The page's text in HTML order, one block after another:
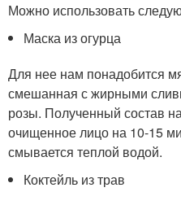
Можно использовать
Маска из огурца
Для нее нам понадобится
смешанная с жирными
розы. Полученный состав
очищенное лицо на 10-15
смывается теплой водой.
Коктейль из трав